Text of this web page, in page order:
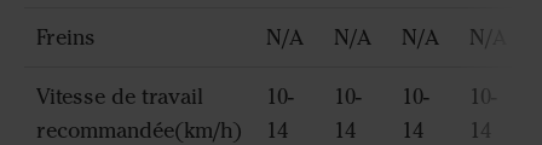
Freins N/A N/A N/A N/A
Vitesse de travail
recommandée(km/h)
10-
14
10-
14
10-
14
10-
14